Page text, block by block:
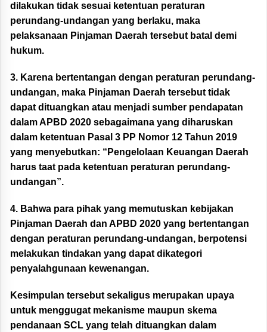
dilakukan tidak sesuai ketentuan peraturan
perundang-undangan yang berlaku, maka
pelaksanaan Pinjaman Daerah tersebut batal demi
hukum.
3. Karena bertentangan dengan peraturan perundang-
undangan, maka Pinjaman Daerah tersebut tidak
dapat dituangkan atau menjadi sumber pendapatan
dalam APBD 2020 sebagaimana yang diharuskan
dalam ketentuan Pasal 3 PP Nomor 12 Tahun 2019
yang menyebutkan: “Pengelolaan Keuangan Daerah
harus taat pada ketentuan peraturan perundang-
undangan”.
4. Bahwa para pihak yang memutuskan kebijakan
Pinjaman Daerah dan APBD 2020 yang bertentangan
dengan peraturan perundang-undangan, berpotensi
melakukan tindakan yang dapat dikategori
penyalahgunaan kewenangan.
Kesimpulan tersebut sekaligus merupakan upaya
untuk menggugat mekanisme maupun skema
pendanaan SCL yang telah dituangkan dalam